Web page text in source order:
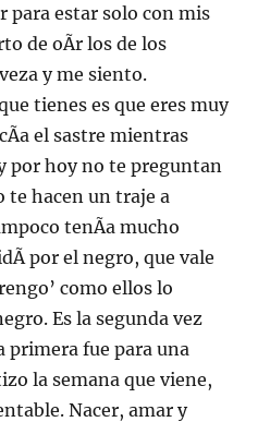
para estar solo con mis
de oÃ­r los de los
y me siento.
tienes es que eres muy
el sastre mientras
por hoy no te preguntan
te hacen un traje a
tenÃ­a mucho
por el negro, que vale
como ellos lo
Es la segunda vez
primera fue para una
la semana que viene,
Nacer, amar y